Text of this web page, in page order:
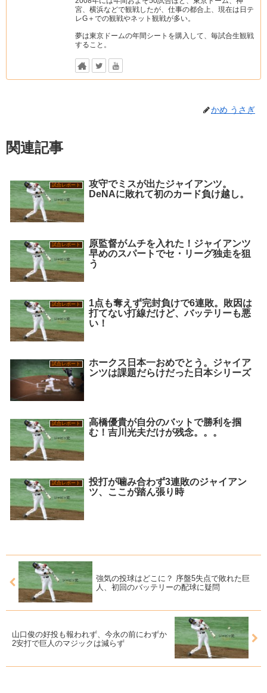
宮、横浜などで観戦したが、仕事の都合上、現在は日テ
レG＋での観戦やネット観戦が多い。
夢は東京ドームの年間シートを購入して、毎試合生観戦
すること。
かめ うさぎ
関連記事
試合レポート
攻守でミスが出たジャイアンツ。
DeNAに敗れて初のカード負け越し。
試合レポート
原監督がムチを入れた！ジャイアンツ
早めのスパートでセ・リーグ独走を狙
う
試合レポート
1点も奪えず完封負けで6連敗。敗因は
打てない打線だけど、バッテリーも悪
い！
試合レポート
ホークス日本一おめでとう。ジャイア
ンツは課題だらけだった日本シリーズ
試合レポート
高橋優貴が自分のバットで勝利を掴
む！吉川光夫だけが残念。。。
試合レポート
投打が噛み合わず3連敗のジャイアン
ツ、ここが踏ん張り時
強気の投球はどこに？ 序盤5失点で敗れた巨
人、初回のバッテリーの配球に疑問
山口俊の好投も報われず、今永の前にわずか
2安打で巨人のマジックは減らず